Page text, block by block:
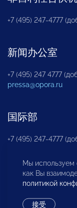
+7 (495) 247-4777
新闻办公室
+7 (495) 247 4777
pressa@opora.ru
国际部
+7 (495) 247-4777
商投权益保护部
Мы используем
как Вы
политикой
接受